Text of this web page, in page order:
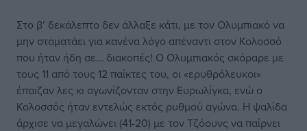
Στο β’ δεκάλεπτο δεν άλλαξε κάτι, με τον Ολυμπιακό να
μην σταματάει για κανένα λόγο απέναντι στον Κολοσσό
που ήταν ήδη σε… διακοπές! Ο Ολυμπιακός σκόραρε με
τους 11 από τους 12 παίκτες του, οι «ερυθρόλευκοι»
έπαιζαν λες κι αγωνίζονταν στην Ευρωλίγκα, ενώ ο
Κολοσσός ήταν εντελώς εκτός ρυθμού αγώνα. Η ψαλίδα
άρχισε να μεγαλώνει (41-20) με τον Τζόουνς να παίρνει